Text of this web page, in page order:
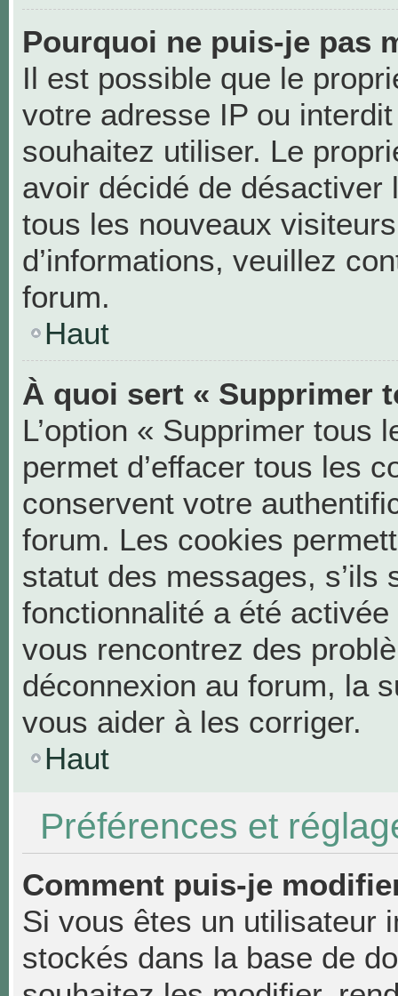
Pourquoi ne puis-je pas
Il est possible que le
votre adresse IP ou
souhaitez utiliser. Le
avoir décidé de désactiver
tous les nouveaux
d’informations, veuillez
forum.
Haut
À quoi sert « Supprimer
L’option « Supprimer tous
permet d’effacer tous les
conservent votre
forum. Les cookies
statut des messages,
fonctionnalité a été
vous rencontrez des
déconnexion au forum, la
vous aider à les corriger.
Haut
Préférences et
Comment puis-je
Si vous êtes un utilisateur
stockés dans la base de